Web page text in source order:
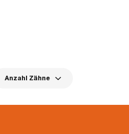
Anzahl Zähne